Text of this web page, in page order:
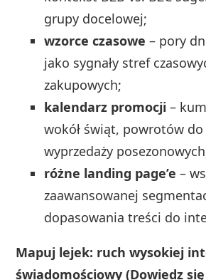
grupy docelowej;
wzorce czasowe – pory
jako sygnały stref
zakupowych;
kalendarz promocji –
wokół świąt, powrotów do
wyprzedaży
różne landing page’e –
zaawansowanej
dopasowania treści do
Mapuj lejek: ruch wysokiej
świadomościowy (Dowiedz